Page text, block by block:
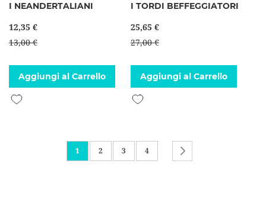
I NEANDERTALIANI
12,35 €
13,00 €
Aggiungi al Carrello
Aggiungi alla lista desideri
I TORDI BEFFEGGIATORI
25,65 €
27,00 €
Aggiungi al Carrello
Aggiungi alla lista desideri
Pagina
Attualmente stai leggendo la pagina
1 Pagina
2 Pagina
3 Pagina
4